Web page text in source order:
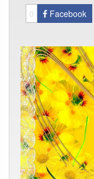
0 Facebook